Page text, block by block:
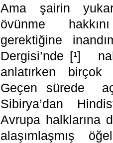
Ama şairin
övünme
gerektiğine
Dergisi’nde [¹]
anlatırken birçok
Geçen sürede
Sibirya’dan
Avrupa halklarına
alaşımlaşmış